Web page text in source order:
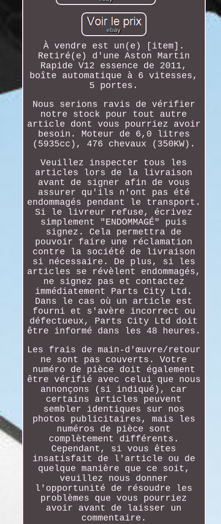
À vendre est un(e) [item].
Retiré(e) d'une Aston Martin
Rapide V12 essence de 2011,
boîte automatique à 6 vitesses,
5 portes.
Nous serions ravis de vérifier
notre stock pour tout autre
article dont vous pourriez avoir
besoin. Moteur de 6,0 litres
(5935cc), 476 chevaux (350KW).
Veuillez inspecter tous les
articles lors de la livraison
avant de signer afin de vous
assurer qu'ils n'ont pas été
endommagés pendant le transport.
Si le livreur refuse, écrivez
simplement "ENDOMMAGÉ" puis
signez. Cela permettra de
pouvoir faire une réclamation
contre la société de livraison
si nécessaire. De plus, si les
articles se révèlent endommagés,
ne signez pas et contactez
immédiatement Parts City Ltd.
Dans le cas où un article est
fourni et s'avère incorrect ou
défectueux, Parts City Ltd doit
être informé dans les 48 heures.
Les frais de main-d'œuvre/retour
ne sont pas couverts. Votre
numéro de pièce doit également
être vérifié avec celui que nous
annonçons (si indiqué), car
certains articles peuvent
sembler identiques sur nos
photos publicitaires, mais les
numéros de pièce sont
complètement différents.
Cependant, si vous êtes
insatisfait de l'article ou de
quelque manière que ce soit,
veuillez nous donner
l'opportunité de résoudre les
problèmes que vous pourriez
avoir avant de laisser un
commentaire.